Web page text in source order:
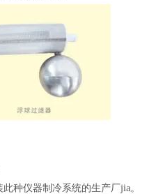
种仪器制冷系统的生产厂jia。